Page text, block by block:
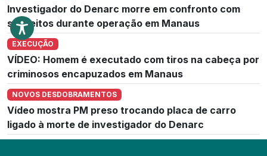
Investigador do Denarc morre em confronto com
suspeitos durante operação em Manaus
EXECUÇÃO
VÍDEO: Homem é executado com tiros na cabeça por
criminosos encapuzados em Manaus
NOVOS DESDOBRAMENTOS
Vídeo mostra PM preso trocando placa de carro
ligado à morte de investigador do Denarc